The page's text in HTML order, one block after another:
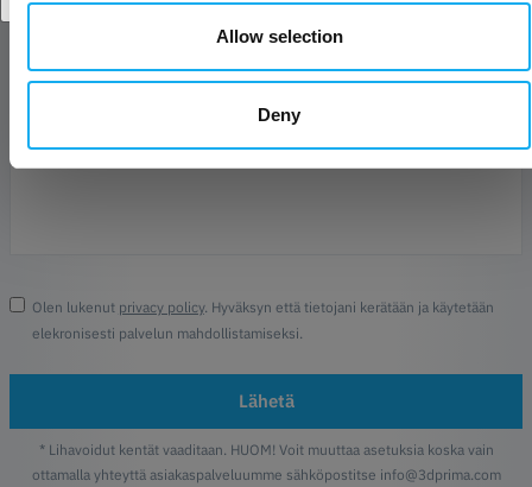
Allow selection
Deny
Olen lukenut privacy policy. Hyväksyn että tietojani kerätään ja käytetään
elekronisesti palvelun mahdollistamiseksi.
Lähetä
* Lihavoidut kentät vaaditaan. HUOM! Voit muuttaa asetuksia koska vain
ottamalla yhteyttä asiakaspalveluumme sähköpostitse info@3dprima.com